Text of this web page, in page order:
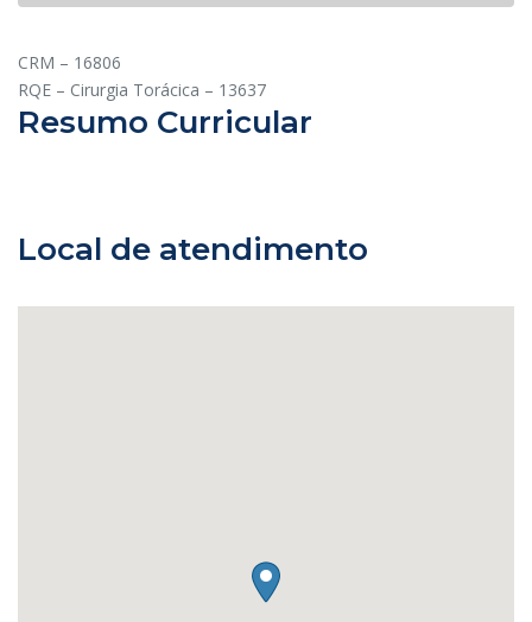
CRM – 16806
RQE – Cirurgia Torácica – 13637
Resumo Curricular
Local de atendimento